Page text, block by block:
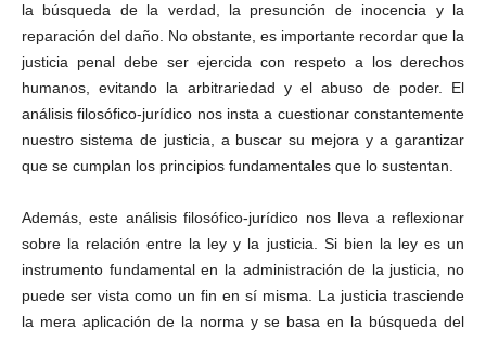
la búsqueda de la verdad, la presunción de inocencia y la
reparación del daño. No obstante, es importante recordar que la
justicia penal debe ser ejercida con respeto a los derechos
humanos, evitando la arbitrariedad y el abuso de poder. El
análisis filosófico-jurídico nos insta a cuestionar constantemente
nuestro sistema de justicia, a buscar su mejora y a garantizar
que se cumplan los principios fundamentales que lo sustentan.
Además, este análisis filosófico-jurídico nos lleva a reflexionar
sobre la relación entre la ley y la justicia. Si bien la ley es un
instrumento fundamental en la administración de la justicia, no
puede ser vista como un fin en sí misma. La justicia trasciende
la mera aplicación de la norma y se basa en la búsqueda del